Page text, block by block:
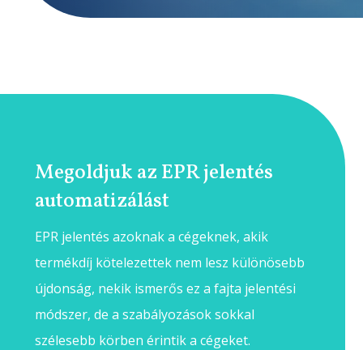
Megoldjuk az EPR jelentés
automatizálást
EPR jelentés azoknak a cégeknek, akik
termékdíj kötelezettek nem lesz különösebb
újdonság, nekik ismerős ez a fajta jelentési
módszer, de a szabályozások sokkal
szélesebb körben érintik a cégeket.